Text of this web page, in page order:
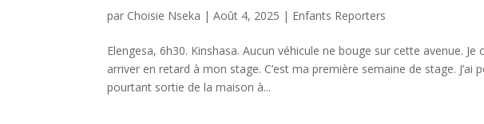
par Choisie Nseka |Août 4, 2025 | Enfants Reporters
Elengesa, 6h30. Kinshasa. Aucun véhicule ne bouge sur cette avenue.
arriver en retard à mon stage. C’est ma première semaine de stage. J’ai
pourtant sortie de la maison à...